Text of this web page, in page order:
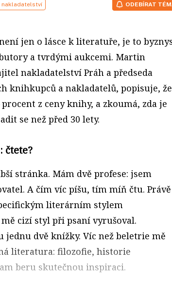
nakladatelství ODEBÍRAT
jen o lásce k literatuře, je to
a tvrdými aukcemi. Martin
nakladatelství Práh a předseda
knihkupců a nakladatelů, popisuje, že
z ceny knihy, a zkoumá, zda je
se než před 30 lety.
čtete?
stránka. Mám dvě profese: jsem
A čím víc píšu, tím míň čtu. Právě
literárním stylem
cizí styl při psaní vyrušoval.
jednu dvě knížky. Víc než beletrie mě
literatura: filozofie, historie
beru skutečnou inspiraci.